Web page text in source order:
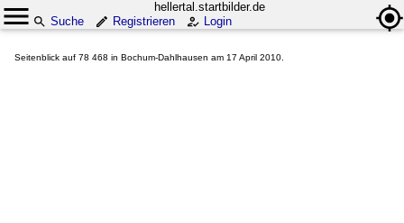
hellertal.startbilder.de
Suche
Registrieren Login
Seitenblick auf 78 468 in Bochum-Dahlhausen am 17 April 2010.